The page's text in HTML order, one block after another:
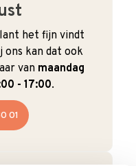
het fijn vindt
kan dat ook
van maandag
- 17:00.
01